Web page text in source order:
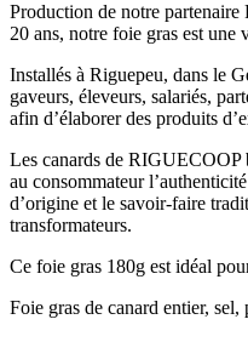
Production de notre
20 ans, notre foie gras est
Installés à Riguepeu, dans le
gaveurs, éleveurs, salariés,
afin d’élaborer des produits
Les canards de RIGUECOOP
au consommateur
d’origine et le savoir-faire
transformateurs.
Ce foie gras 180g est idéal
Foie gras de canard entier,